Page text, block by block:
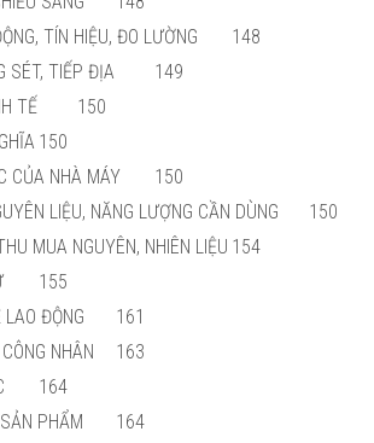
TÍN HIỆU, ĐO LƯỜNG
148
SÉT, TIẾP ĐỊA
149
TẾ
150
150
CỦA NHÀ MÁY
150
LIỆU, NĂNG LƯỢNG CẦN DÙNG
150
MUA NGUYÊN, NHIÊN LIỆU 154
155
ĐỘNG
161
NHÂN
163
164
PHẨM
164